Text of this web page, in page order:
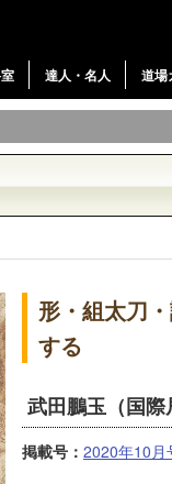
達人・名人 道場
形・組太刀
する
武田鵬玉（国際
掲載号： 2020年10月